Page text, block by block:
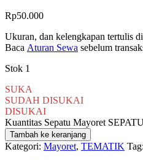
Rp50.000
Ukuran, dan kelengkapan tertulis
Baca Aturan Sewa sebelum
Stok 1
SUKA
SUDAH DISUKAI
DISUKAI
Kuantitas Sepatu Mayoret
Tambah ke keranjang
Kategori: Mayoret, TEMATIK Tag: